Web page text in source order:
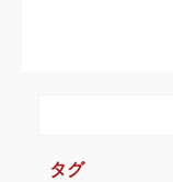
タグ